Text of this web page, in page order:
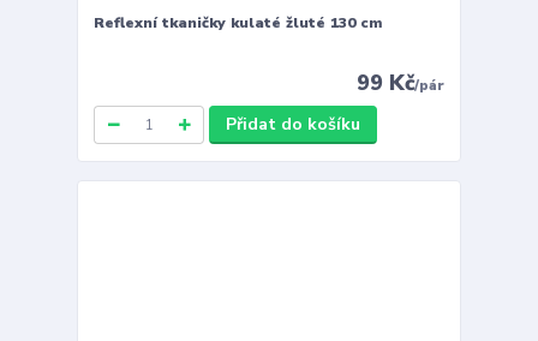
Reflexní tkaničky kulaté žluté 130 cm
99 Kč/pár
Přidat do košíku